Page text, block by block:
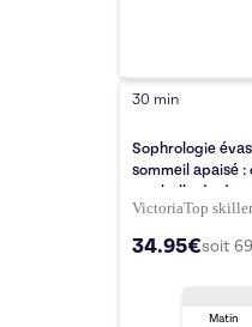
30 min
Sophrologie
sommeil apaisé
une bulle de
VictoriaTop skiller
34.95€soit
Matin